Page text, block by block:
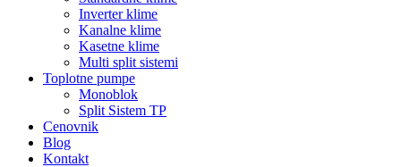
Inverter klime
Kanalne klime
Kasetne klime
Multi split sistemi
Toplotne pumpe
Monoblok
Split Sistem TP
Cenovnik
Blog
Kontakt